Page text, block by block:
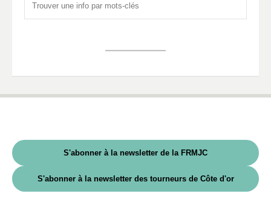
S'abonner à la newsletter de la FRMJC
S'abonner à la newsletter des tourneurs de Côte d'or